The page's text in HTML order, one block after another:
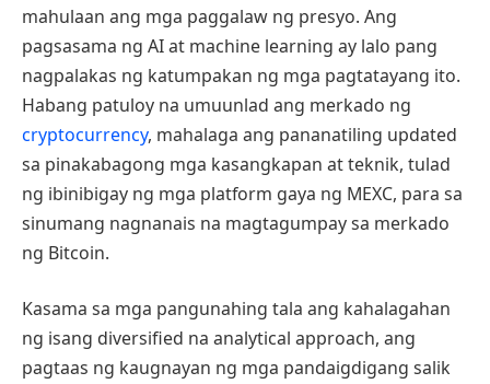
mahulaan ang mga paggalaw ng presyo. Ang
pagsasama ng AI at machine learning ay lalo pang
nagpalakas ng katumpakan ng mga pagtatayang ito.
Habang patuloy na umuunlad ang merkado ng
cryptocurrency, mahalaga ang pananatiling updated
sa pinakabagong mga kasangkapan at teknik, tulad
ng ibinibigay ng mga platform gaya ng MEXC, para sa
sinumang nagnanais na magtagumpay sa merkado
ng Bitcoin.
Kasama sa mga pangunahing tala ang kahalagahan
ng isang diversified na analytical approach, ang
pagtaas ng kaugnayan ng mga pandaigdigang salik